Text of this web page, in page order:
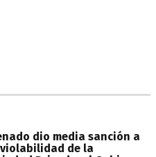
dio media sanción a
de la